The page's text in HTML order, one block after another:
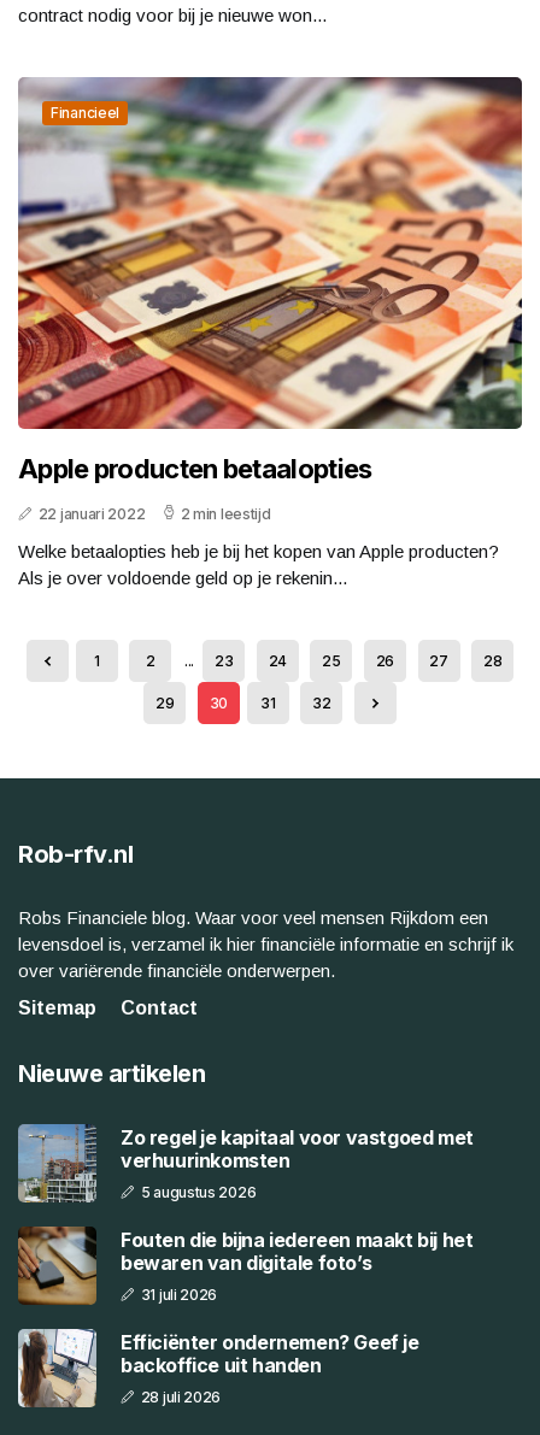
contract nodig voor bij je nieuwe won...
Financieel
Apple producten betaalopties
22 januari 2022 2 min leestijd
Welke betaalopties heb je bij het kopen van Apple producten?
Als je over voldoende geld op je rekenin...
1 2 ... 23 24 25 26 27 28
29 30 31 32
Rob-rfv.nl
Robs Financiele blog. Waar voor veel mensen Rijkdom een
levensdoel is, verzamel ik hier financiële informatie en schrijf ik
over variërende financiële onderwerpen.
Sitemap
Contact
Nieuwe artikelen
Zo regel je kapitaal voor vastgoed met
verhuurinkomsten
5 augustus 2026
Fouten die bijna iedereen maakt bij het
bewaren van digitale foto’s
31 juli 2026
Efficiënter ondernemen? Geef je
backoffice uit handen
28 juli 2026